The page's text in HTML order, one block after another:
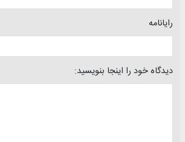
رایانامه
دیدگاه خود را اینجا بنویسید: